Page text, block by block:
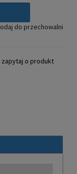
do przechowalni
zapytaj o produkt